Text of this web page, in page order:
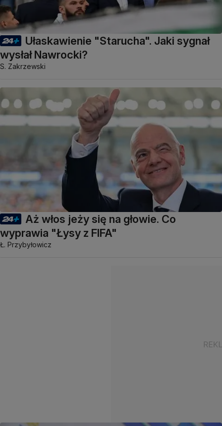
Ułaskawienie "Starucha". Jaki sygnał
wysłał Nawrocki?
S. Zakrzewski
Aż włos jeży się na głowie. Co
wyprawia "Łysy z FIFA"
Ł. Przybyłowicz